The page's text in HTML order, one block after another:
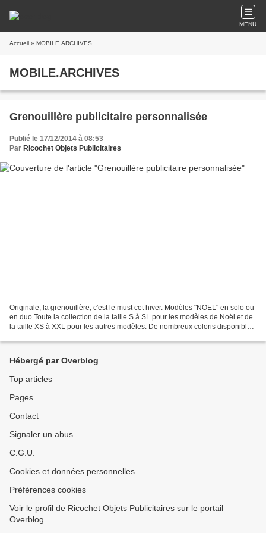
MENU
Accueil » MOBILE.ARCHIVES
MOBILE.ARCHIVES
Grenouillère publicitaire personnalisée
Publié le 17/12/2014 à 08:53
Par Ricochet Objets Publicitaires
Originale, la grenouillère, c'est le must cet hiver. Modèles "NOEL" en solo ou
en duo Toute la collection de la taille S à SL pour les modèles de Noël et de
la taille XS à XXL pour les autres modèles. De nombreux coloris disponibles
Hébergé par Overblog
Top articles
Pages
Contact
Signaler un abus
C.G.U.
Cookies et données personnelles
Préférences cookies
Voir le profil de Ricochet Objets Publicitaires sur le portail
Overblog